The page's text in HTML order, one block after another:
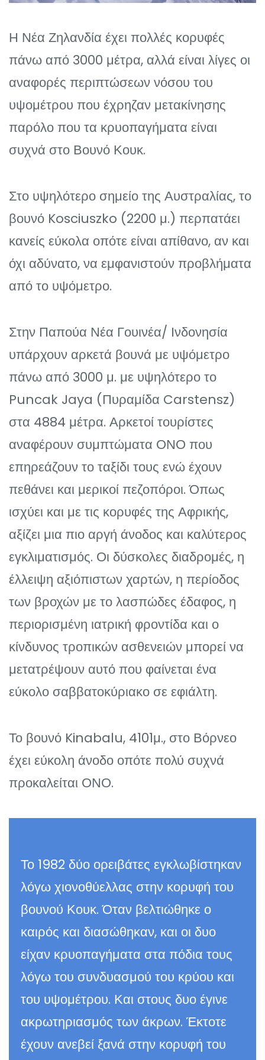
Η Νέα Ζηλανδία έχει πολλές κορυφές
πάνω από 3000 μέτρα, αλλά είναι λίγες οι
αναφορές περιπτώσεων νόσου του
υψομέτρου που έχρηζαν μετακίνησης
παρόλο που τα κρυοπαγήματα είναι
συχνά στο Βουνό Κουκ.
Στο υψηλότερο σημείο της Αυστραλίας, το
βουνό Kosciuszko (2200 μ.) περπατάει
κανείς εύκολα οπότε είναι απίθανο, αν και
όχι αδύνατο, να εμφανιστούν προβλήματα
από το υψόμετρο.
Στην Παπούα Νέα Γουινέα/ Ινδονησία
υπάρχουν αρκετά βουνά με υψόμετρο
πάνω από 3000 μ. με υψηλότερο το
Puncak Jaya (Πυραμίδα Carstensz)
στα 4884 μέτρα. Αρκετοί τουρίστες
αναφέρουν συμπτώματα ΟΝΟ που
επηρεάζουν το ταξίδι τους ενώ έχουν
πεθάνει και μερικοί πεζοπόροι. Όπως
ισχύει και με τις κορυφές της Αφρικής,
αξίζει μια πιο αργή άνοδος και καλύτερος
εγκλιματισμός. Οι δύσκολες διαδρομές, η
έλλειψη αξιόπιστων χαρτών, η περίοδος
των βροχών με το λασπώδες έδαφος, η
περιορισμένη ιατρική φροντίδα και ο
κίνδυνος τροπικών ασθενειών μπορεί να
μετατρέψουν αυτό που φαίνεται ένα
εύκολο σαββατοκύριακο σε εφιάλτη.
Το βουνό Kinabalu, 4101μ., στο Βόρνεο
έχει εύκολη άνοδο οπότε πολύ συχνά
προκαλείται ΟΝΟ.
Το 1982 δύο ορειβάτες εγκλωβίστηκαν
λόγω χιονοθύελλας στην κορυφή του
βουνού Κουκ. Όταν βελτιώθηκε ο
καιρός και διασώθηκαν, και οι δυο
είχαν κρυοπαγήματα στα πόδια τους
λόγω του συνδυασμού του κρύου και
του υψομέτρου. Και στους δυο έγινε
ακρωτηριασμός των άκρων. Έκτοτε
έχουν ανεβεί ξανά στην κορυφή του